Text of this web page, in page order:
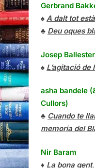
Gerbrand
♠ A dalt tot
♣ Deu oques
Josep Ballester
♠ L’agitació de
asha bandele
Cullors)
♣ Cuando te
memoria del
Nir Baram
♦ La bona gent.